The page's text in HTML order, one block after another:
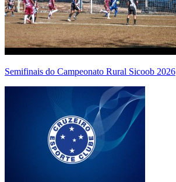
Semifinais do Campeonato Rural Sicoob 2026